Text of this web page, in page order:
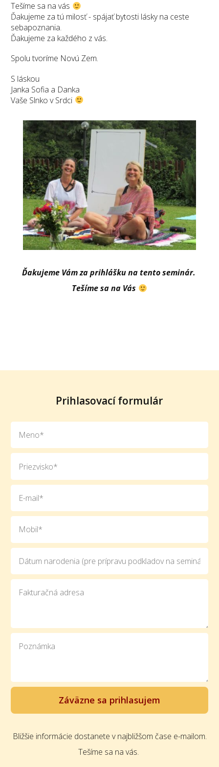
Tešíme sa na vás
Ďakujeme za tú milosť - spájať bytosti lásky na ceste
sebapoznania.
Ďakujeme za každého z vás.
Spolu tvoríme Novú Zem.
S láskou
Janka Sofia a Danka
Vaše Slnko v Srdci
Ďakujeme Vám za prihlášku na tento seminár.
Tešíme sa na Vás
Prihlasovací formulár
Záväzne sa prihlasujem
Bližšie informácie dostanete v najbližšom čase e-mailom.
Tešíme sa na vás.